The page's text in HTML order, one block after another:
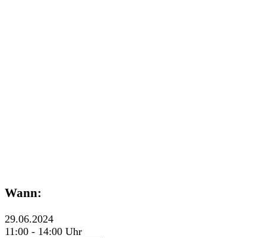
Wann:
29.06.2024
11:00 - 14:00 Uhr